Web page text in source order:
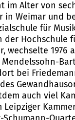
im Alter von
in Weimar und
für
Hochschule
wechselte 1976
Mendelssohn-
bei
auch viel
Leipziger